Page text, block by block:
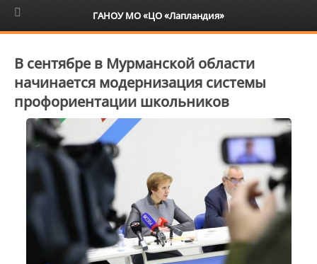
6+
В сентябре в Мурманской области
начинается модернизация системы
профориентации школьников
ГАНОУ МО «ЦО «Лапландия»